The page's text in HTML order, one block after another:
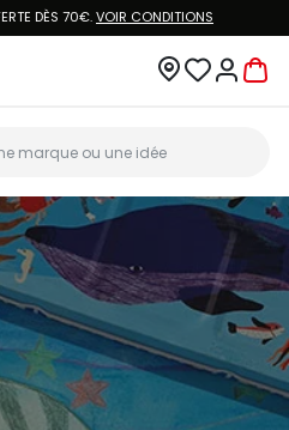
DÈS 70€.VOIR CONDITIONS